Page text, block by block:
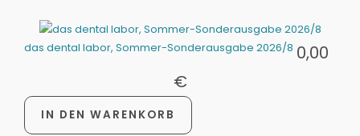
das dental labor, Sommer-Sonderausgabe 2026/8 0,00
€
IN DEN WARENKORB